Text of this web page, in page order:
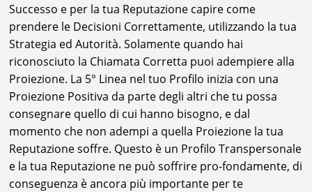
Successo e per la tua Reputazione capire come
prendere le Decisioni Correttamente, utilizzando la tua
Strategia ed Autorità. Solamente quando hai
riconosciuto la Chiamata Corretta puoi adempiere alla
Proiezione. La 5° Linea nel tuo Profilo inizia con una
Proiezione Positiva da parte degli altri che tu possa
consegnare quello di cui hanno bisogno, e dal
momento che non adempi a quella Proiezione la tua
Reputazione soffre. Questo è un Profilo Transpersonale
e la tua Reputazione ne può soffrire pro-fondamente, di
conseguenza è ancora più importante per te